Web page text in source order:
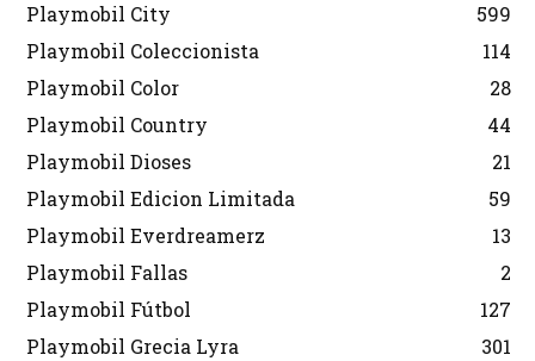
Playmobil City
599
Playmobil Coleccionista
114
Playmobil Color
28
Playmobil Country
44
Playmobil Dioses
21
Playmobil Edicion Limitada
59
Playmobil Everdreamerz
13
Playmobil Fallas
2
Playmobil Fútbol
127
Playmobil Grecia Lyra
301